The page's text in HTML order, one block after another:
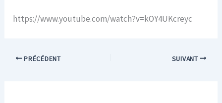
https://www.youtube.com/watch?v=kOY4UKcreyc
PRÉCÉDENT SUIVANT